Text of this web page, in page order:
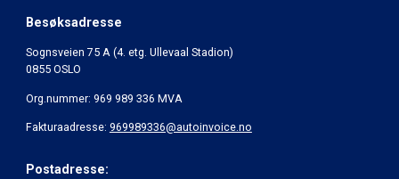
Besøksadresse
Sognsveien 75 A (4. etg. Ullevaal Stadion)
0855 OSLO
Org.nummer: 969 989 336 MVA
Fakturaadresse: 969989336@autoinvoice.no
Postadresse: